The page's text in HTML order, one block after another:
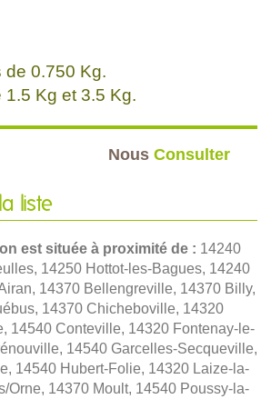
de 0.750 Kg.
1.5 Kg et 3.5 Kg.
Nous Consulter
liste
est située à proximité de : 14240
14250 Hottot-les-Bagues, 14240
14370 Bellengreville, 14370 Billy,
14370 Chicheboville, 14320
14540 Conteville, 14320 Fontenay-le-
14540 Garcelles-Secqueville,
14540 Hubert-Folie, 14320 Laize-la-
Orne, 14370 Moult, 14540 Poussy-la-